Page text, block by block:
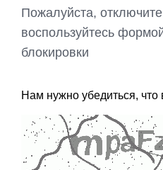
Пожалуйста,
воспользуйтесь
блокировки
Нам нужно убедиться,